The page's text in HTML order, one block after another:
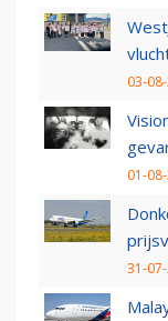
03-
01-
31-